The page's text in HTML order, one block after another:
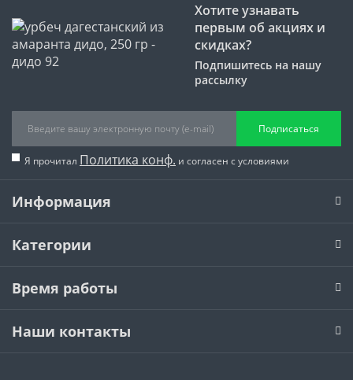
Хотите узнавать
первым об акциях и
скидках?
Подпишитесь на нашу
рассылку
Подписаться
Я прочитал Политика конф. и согласен с условиями
Информация
Категории
Время работы
Наши контакты